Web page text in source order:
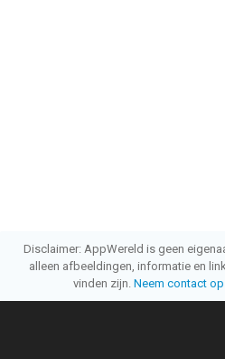
Disclaimer: AppWereld is geen
alleen afbeeldingen, informatie en
vinden zijn. Neem contact op